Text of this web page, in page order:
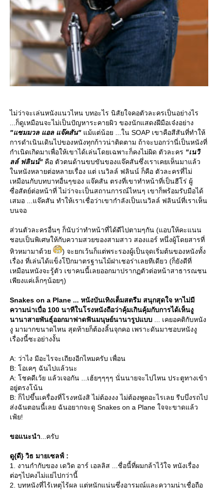
ไม่ว่าจะเล่นหนังแนวไหน บทอะไร นิสัยใจคอตัวละครเป็นอย่างไร
...ก็ดูเหมือนจะไม่เป็นปัญหาระคายผิว ของนักแสดงฝีมือเจ๋งอย่าง
"แซมมวล แอล แจ๊คสัน" ม้แต่น้อย ...ใน SOAP เขาคือสีสันที่ทำให้
การดำเนินเดินไปของหนังทุกก้าวน่าติดตาม ถ้าจะบอกว่านี่เป็นหนังที่
กำเนิดเกิดมาเพื่อให้เขาได้เล่นโดยเฉพาะก็คงไม่ผิด ตัวละคร "เนวิ
ลล์ ฟลินน์" คือ ตัวตนด้านขบขันของแจ๊คสันซึ่งเราเคยเห็นมาแล้ว
นหนังหลายต่อหลายเรื่อง แต่ เนวิลล์ ฟลินน์ ก็คือ ตัวละครที่ไม่
เหมือนกับบทบาทอื่นๆของ แจ๊คสัน ตรงที่เขาทำหน้าที่เป็นฮีโร่ ผู้
ซื่อสัตย์ต่อหน้าที่ ไม่ว่าจะเป็นสถานการณ์ไหนๆ เขาก็พร้อมรับมือได้
เสมอ ...แจ๊คสัน ทำให้เราเชื่อว่าเขากำลังเป็นเนวิลล์ ฟลินน์ที่เราเห็น
บนจอ
ส่วนตัวละครอื่นๆ ก็นับว่าทำหน้าที่ได้ดีไปตามๆกัน (แอบให้คะแนน
ชอบเป็นพิเศษให้กับความสวยของสามสาว สองแอร์ หนึ่งผู้โดยสารที่
หิวหมามาด้ว
) จะยกเว้นก็แต่พระรองผู้เป็นจุดเริ่มต้นของหนังทั้ง
เรื่อง ที่เล่นได้แข็งโป๊กมาตรฐานไม้ฝาเชอร่าเลยทีเดียว (ก็ยังดีที่
เหมือนหนังจะรู้ตัว เขาคนนี้เลยออกมาปรากฏตัวต่อหน้าสาธารณชน
เพียงแค่เล็กๆน้อยๆ)
Snakes on a Plane ... หนังบันเทิงเต็มสตรีม สนุกสุดใจ หาไม่มี
ความน่าเบื่อ 100 นาทีในโรงหนังถือว่าคุ้มเกินคุ้มกับการได้เห็นงู
นานาสายพันธุ์ออกมาฟาดฟันมนุษย์นานารูปแบบ ... เคยอคติกับหนัง
งู มามากขนาดไหน สุดท้ายก็ต้องลิ้นจุกคอ เพราะดันมาชอบหนังงู
เรื่องนี้ซะอย่างงั้น
A: ว่าไง มีอะไรจะเถียงอีกไหมครับ เพื่อน
B: โอเคๆ ฉันไปแล้วนะ
A: โชคดีเว้ย แล้วเจอกัน ...เฮ้ยๆๆๆๆ นั่นนายจะไปไหน ประตูทางเข้า
อยู่ตรงโน้น
B: ก็ไปขึ้นเครื่องที่โรงหนังสิ ไม่ต้องงง ไม่ต้องพูดอะไรเลย รีบบึ่งรถไป
ส่งฉันตอนนี้เลย ฉันอยากจะดู Snakes on a Plane ใจจะขาดแล้ว
เฟ้ย!
ขอแนะนำ ...ครับ
ดู{ดี} วิธ มายเซลฟ์ :
1. งานกำกับของ เดวิด อาร์ เอลลิส ...ชื่อนี้ที่ผมกล้าไว้ใจ หนังเรื่อง
ต่อๆไปคงไม่แย่ไปกว่านี้
2. บทหนังที่ไร้เหตุไร้ผล แต่หนักแน่นซึ่งอารมณ์และความน่าเชื่อถือ